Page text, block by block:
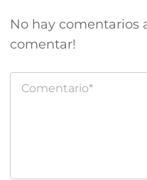
No hay comentarios
comentar!